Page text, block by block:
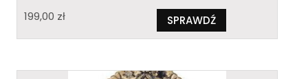
199,00 zł SPRAWDŹ